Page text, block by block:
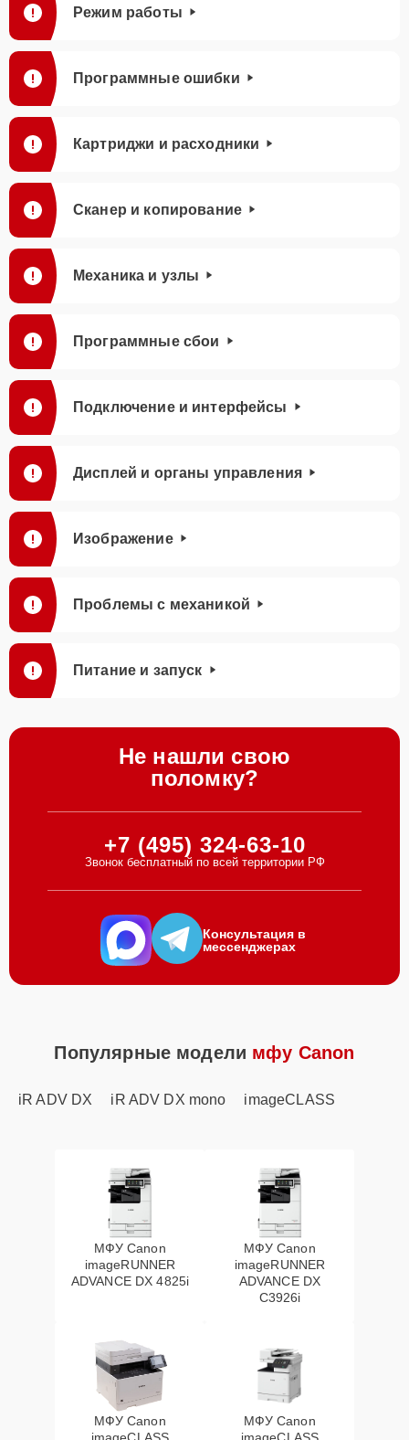
Режим работы
Программные ошибки
Картриджи и расходники
Сканер и копирование
Механика и узлы
Программные сбои
Подключение и интерфейсы
Дисплей и органы управления
Изображение
Проблемы с механикой
Питание и запуск
Не нашли свою
поломку?
+7 (495) 324-63-10
Звонок бесплатный по всей территории РФ
Консультация в
мессенджерах
Популярные модели мфу Canon
iR ADV DX iR ADV DX mono imageCLASS
МФУ Canon
imageRUNNER
ADVANCE DX 4825i
МФУ Canon
imageRUNNER
ADVANCE DX
C3926i
МФУ Canon
МФУ Canon